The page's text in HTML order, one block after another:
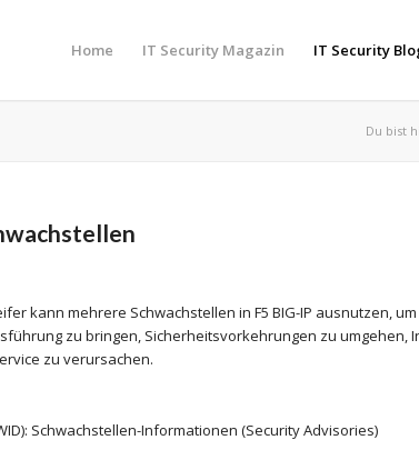
Home IT Security Magazin IT Security
Du bist
kann mehrere Schwachstellen in F5 BIG-IP ausnutzen,
zu bringen, Sicherheitsvorkehrungen zu umgehen,
zu verursachen.
Schwachstellen-Informationen (Security Advisories)